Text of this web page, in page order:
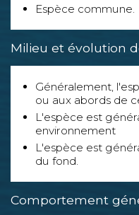
Espèce commune.
Milieu et évolution
Généralement,
ou aux abords de
L'espèce est
environnement
L'espèce est
du fond.
Comportement